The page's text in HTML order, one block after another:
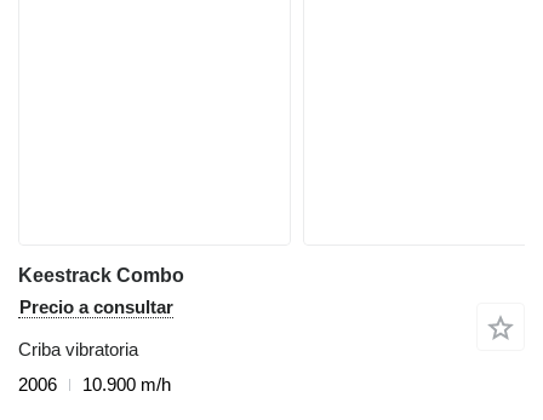
Keestrack Combo
Precio a consultar
Criba vibratoria
2006
10.900 m/h